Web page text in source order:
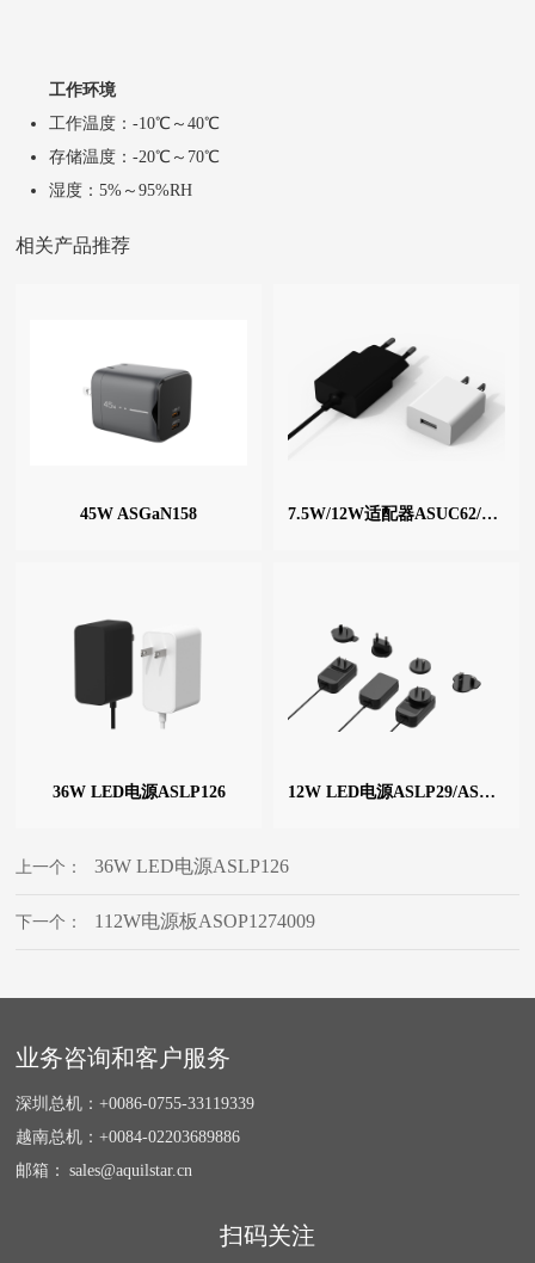
工作环境
工作温度：-10℃～40℃
存储温度：-20℃～70℃
湿度：5%～95%RH
相关产品推荐
45W ASGaN158 7.5W/12W适配器ASUC62/ASUC65
36W LED电源ASLP126 12W LED电源ASLP29/ASLP23
上一个： 36W LED电源ASLP126
下一个： 112W电源板ASOP1274009
业务咨询和客户服务
深圳总机：+0086-0755-33119339
越南总机：+0084-02203689886
邮箱：
sales@aquilstar.cn
扫码关注